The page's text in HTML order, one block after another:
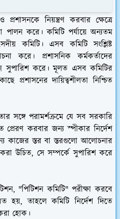
নিয়ন্ত্রণ করবার ক্ষেত্রে
পালন করে। কমিটি পর্যায়ে অন্যতম
কমিটি। এসব কমিটি সংশ্লিষ্ট
করে। প্রশাসনিক কর্মকর্তাদের
সুপারিশ করে। মূলত এসব কমিটির
প্রশাসনের দায়িত্বশীলতা নিশ্চিত
সঙ্গে পরামর্শক্রমে যে সব সরকারি
প্রেরণ করবার জন্য স্পীকার নির্দেশ
কাজের স্তর বা স্তরগুলো আলোচনার
উচিত, সে সম্পর্কে সুপারিশ করে
"পিটিশন কমিটি" পরীক্ষা করবে
হয়, তাহলে কমিটি নির্দেশ দিতে
হোক।